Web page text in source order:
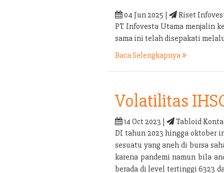
04 Jun 2025 |
Riset
PT Infovesta Utama menjalin
sama ini telah disepakati
Baca Selengkapnya
Volatilitas
14 Oct 2023 |
Tabloid
DI tahun 2023 hingga oktober
sesuatu yang aneh di bursa
karena pandemi namun bila
berada di level tertinggi 6323